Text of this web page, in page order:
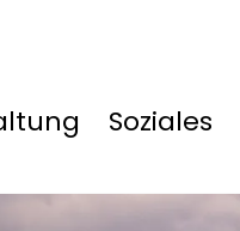
Soziales